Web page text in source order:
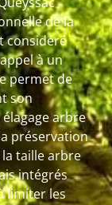
de la
considéré
à un
permet de
son
arbre
préservation
la taille arbre
intégrés
limiter les